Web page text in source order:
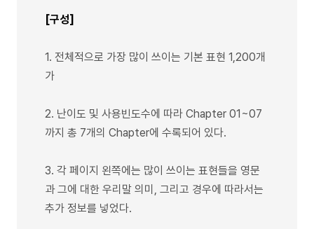
[구성]
1. 전체적으로 가장 많이 쓰이는 기본 표현 1,200개
가
2. 난이도 및 사용빈도수에 따라 Chapter 01~07
까지 총 7개의 Chapter에 수록되어 있다.
3. 각 페이지 왼쪽에는 많이 쓰이는 표현들을 영문
과 그에 대한 우리말 의미, 그리고 경우에 따라서는
추가 정보를 넣었다.